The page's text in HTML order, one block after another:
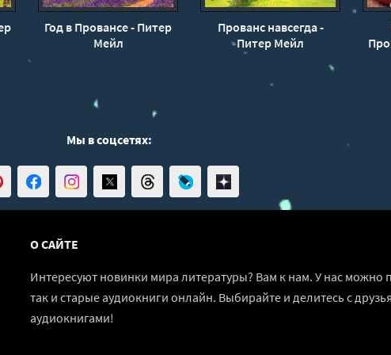
Год в Провансе - Питер
Мейл
Прованс навсегда -
Питер Мейл
Мы в соцсетях:
О САЙТЕ
Интересуют новинки мира литературы? Вам к нам. У нас можно
так и старые аудиокниги онлайн. Выбирайте и делитесь с
аудиокнигами!